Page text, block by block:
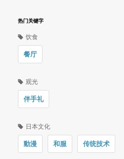
热门关键字
饮食
餐厅
观光
伴手礼
日本文化
動漫 和服 传统技术